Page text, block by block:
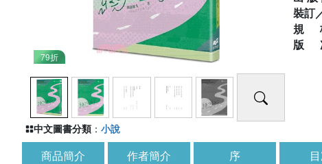
79折
裝訂
規
版
中文圖書分類 ： 小說
商品簡介 作者簡介 序